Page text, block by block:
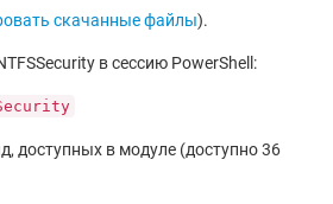
скачанные файлы).
в сессию PowerShell:
доступных в модуле (доступно 36